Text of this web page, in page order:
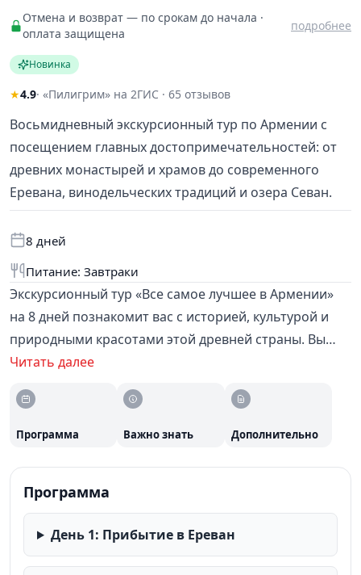
Отмена и возврат — по срокам до начала ·
оплата защищена
подробнее
Новинка
★4.9· «Пилигрим» на 2ГИС · 65 отзывов
Восьмидневный экскурсионный тур по Армении с
посещением главных достопримечательностей: от
древних монастырей и храмов до современного
Еревана, винодельческих традиций и озера Севан.
8 дней
Питание: Завтраки
Экскурсионный тур «Все самое лучшее в Армении»
на 8 дней познакомит вас с историей, культурой и
природными красотами этой древней страны. Вы
посетите столицу Ереван, духовный центр
монастырь Гегард, монастырь Хор Вирап у подножия
Арарата, озеро Севан и многое другое. В программу
обзорные экскурсии с профессиональным гидом.
Читать далее
Программа Важно знать Дополнительно
Программа
День 1: Прибытие в Ереван